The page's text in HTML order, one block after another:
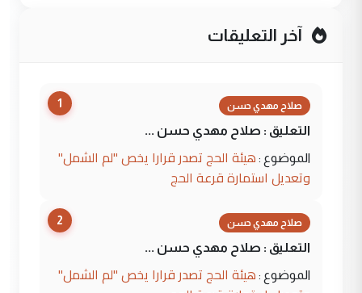
آخر التعليقات
1 صلاح مهدي حسن
التعليق : صلاح مهدي حسن ...
الموضوع : هيئة الحج تصدر قرارا يخص "لم الشمل"
وتعديل استمارة قرعة الحج
2 صلاح مهدي حسن
التعليق : صلاح مهدي حسن ...
الموضوع : هيئة الحج تصدر قرارا يخص "لم الشمل"